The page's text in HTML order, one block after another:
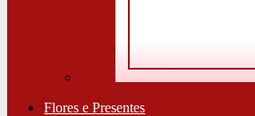
Flores e Presentes